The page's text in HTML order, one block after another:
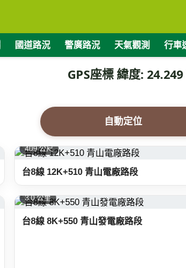
國道路況 警廣路況 天氣觀測 行車
GPS座標 緯度:
自動定位
409 公尺
台8線 12K+510 青山電廠路段
3.0 公里
台8線 8K+550 青山發電廠路段